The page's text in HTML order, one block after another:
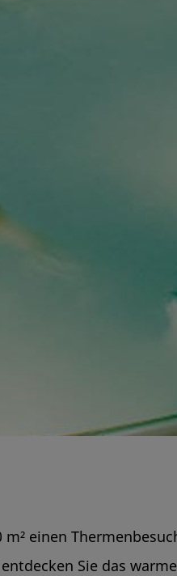
m² einen
Sie das